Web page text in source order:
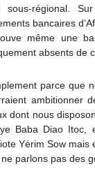
sous-régional.
bancaires
même une
absents de
parce que
ambitionner
dont nous
Baba Diao
Yérim Sow mais
parlons pas des